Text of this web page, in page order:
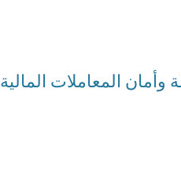
وأمان المعاملات المالية